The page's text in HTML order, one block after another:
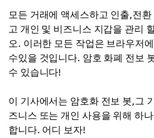
모든 거래에 액세스하고 인출,전
고 개인 및 비즈니스 지갑을 관리
오. 이러한 모든 작업은 브라우저
수있을 것입니다. 암호 화폐 전보
수 있습니다!
이 기사에서는 암호화 전보 봇,그
즈니스 또는 개인 사용을 위해 하
합니다. 어디 보자!